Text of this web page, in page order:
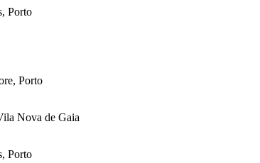
Porto
Porto
Nova de Gaia
Porto